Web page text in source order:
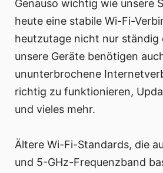
Genauso wichtig wie unsere
heute eine stabile Wi-Fi-
heutzutage nicht nur ständig
unsere Geräte benötigen
ununterbrochene
richtig zu funktionieren,
und vieles mehr.
Ältere Wi-Fi-Standards, die
und 5-GHz-Frequenzband